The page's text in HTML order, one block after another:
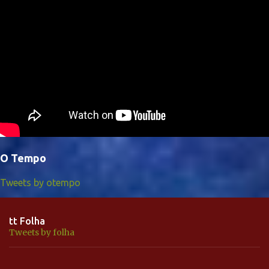
O Tempo
Tweets by otempo
tt Folha
Tweets by folha